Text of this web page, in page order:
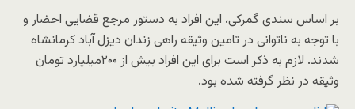
بر اساس سندی گمرکی، این افراد به دستور مرجع قضایی احضار و
با توجه به ناتوانی در تامین وثیقه راهی زندان دیزل آباد کرمانشاه
شدند. لازم به ذکر است برای این افراد بیش از ۲۰۰میلیارد تومان
وثیقه در نظر گرفته شده بود.